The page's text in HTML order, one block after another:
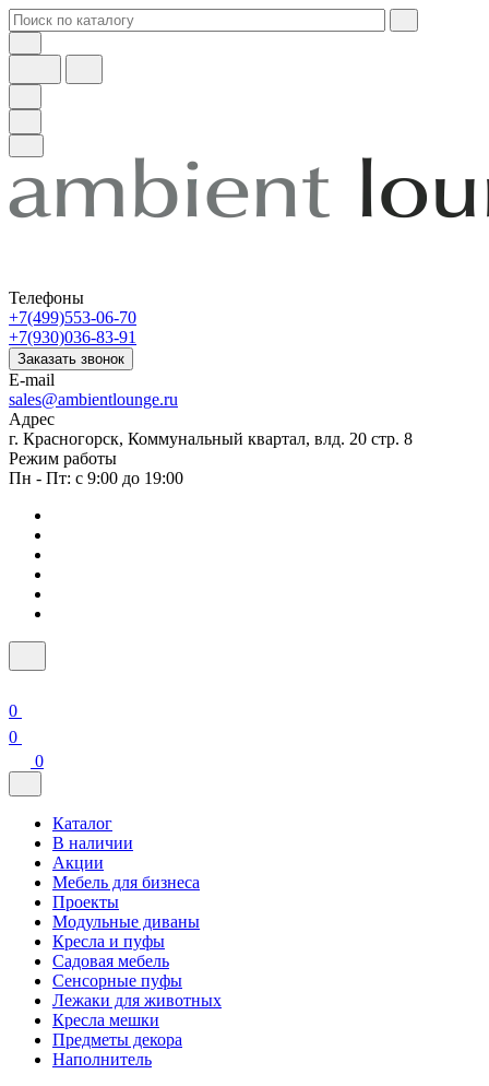
Телефоны
+7(499)553-06-70
+7(930)036-83-91
Заказать звонок
E-mail
sales@ambientlounge.ru
Адрес
г. Красногорск, Коммунальный квартал, влд. 20 стр. 8
Режим работы
Пн - Пт: с 9:00 до 19:00
0
0
0
Каталог
В наличии
Акции
Мебель для бизнеса
Проекты
Модульные диваны
Кресла и пуфы
Садовая мебель
Сенсорные пуфы
Лежаки для животных
Кресла мешки
Предметы декора
Наполнитель